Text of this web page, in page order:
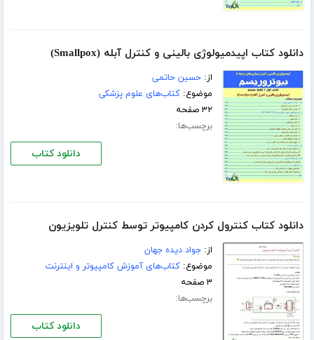
دانلود کتاب اپیدمیولوژی بالینی و كنترل آبله (Smallpox)
از:حسین حاتمی
موضوع:کتاب‌های علوم پزشکی
۳۲ صفحه
برچسب‌ها:
دانلود کتاب
دانلود کتاب کنترول کردن کامپیوتر توسط کنترل تلویزیون
از:جواد دیده جهان
موضوع:کتاب‌های آموزش کامپیوتر و اینترنت
۳ صفحه
برچسب‌ها:
دانلود کتاب